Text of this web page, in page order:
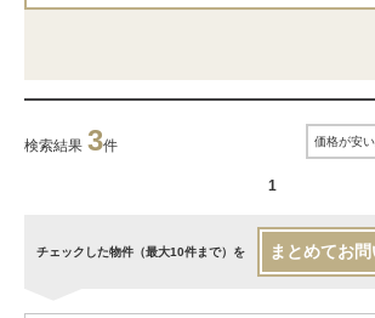
検索結果 3件
1
チェックした物件（最大10件まで）を まとめてお